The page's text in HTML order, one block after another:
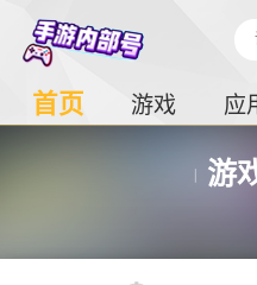
首页 游戏 应
游